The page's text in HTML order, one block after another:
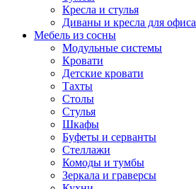
Кресла и стулья
Диваны и кресла для офиса
Мебель из сосны
Модульные системы
Кровати
Детские кровати
Тахты
Столы
Стулья
Шкафы
Буфеты и серванты
Стеллажи
Комоды и тумбы
Зеркала и граверсы